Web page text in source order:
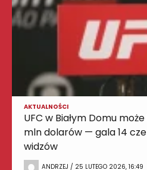
AKTUALNOŚCI
UFC w Białym Domu
mln dolarów — gala 14
widzów
ANDRZEJ / 25 LUTEGO 2026, 16:49